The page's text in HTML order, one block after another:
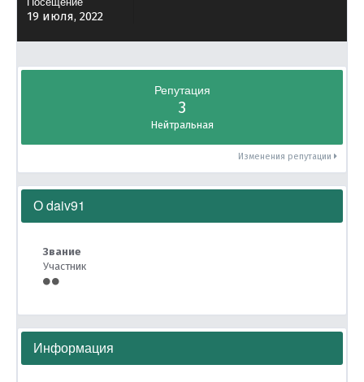
19 июля, 2022
Репутация
3
Нейтральная
Изменения репутации
О daiv91
Звание
Участник
Информация